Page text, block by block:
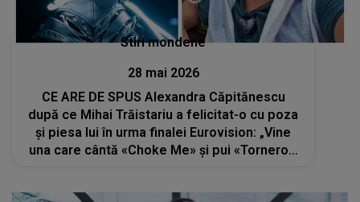
Stiri mondene
28 mai 2026
CE ARE DE SPUS Alexandra Căpitănescu
după ce Mihai Trăistariu a felicitat-o cu poza
și piesa lui în urma finalei Eurovision: „Vine
una care cântă «Choke Me» și pui «Tornero».